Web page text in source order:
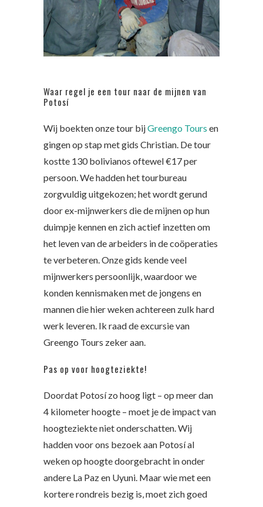
Waar regel je een tour naar de mijnen van
Potosí
Wij boekten onze tour bijGreengo Tours en
gingen op stap met gids Christian. De tour
kostte 130 bolivianos oftewel €17 per
persoon. We hadden het tourbureau
zorgvuldig uitgekozen; het wordt gerund
door ex-mijnwerkers die de mijnen op hun
duimpje kennen en zich actief inzetten om
het leven van de arbeiders in de coöperaties
te verbeteren. Onze gids kende veel
mijnwerkers persoonlijk, waardoor we
konden kennismaken met de jongens en
mannen die hier weken achtereen zulk hard
werk leveren. Ik raad de excursie van
Greengo Tours zeker aan.
Pas op voor hoogteziekte!
Doordat Potosí zo hoog ligt – op meer dan
4 kilometer hoogte – moet je de impact van
hoogteziekte niet onderschatten. Wij
hadden voor ons bezoek aan Potosí al
weken op hoogte doorgebracht in onder
andere La Paz en Uyuni. Maar wie met een
kortere rondreis bezig is, moet zich goed